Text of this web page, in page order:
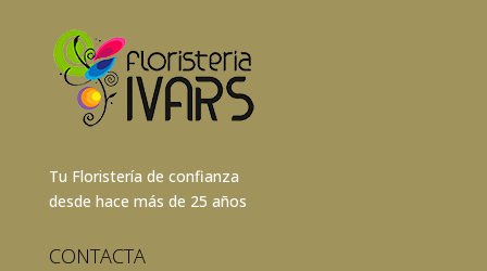
Tu Floristería de confianza
desde hace más de 25 años
CONTACTA